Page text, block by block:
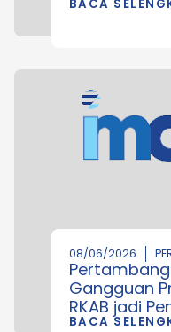
BACA
08/06/2026
Gangguan
RKAB jadi
BACA